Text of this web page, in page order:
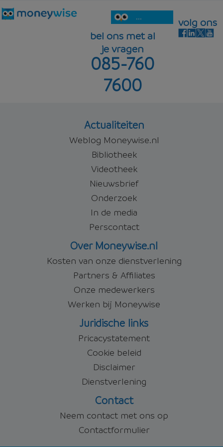
...
bel ons met al
je vragen
085-760
7600
volg ons
Actualiteiten
Weblog Moneywise.nl
Bibliotheek
Videotheek
Nieuwsbrief
Onderzoek
In de media
Perscontact
Over Moneywise.nl
Kosten van onze dienstverlening
Partners & Affiliates
Onze medewerkers
Werken bij Moneywise
Juridische links
Pricacystatement
Cookie beleid
Disclaimer
Dienstverlening
Contact
Neem contact met ons op
Contactformulier